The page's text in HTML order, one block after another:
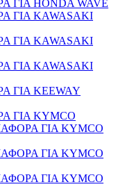
ΓΙΑ HONDA WAVE
ΓΙΑ KAWASAKI
ΓΙΑ KAWASAKI
ΓΙΑ KAWASAKI
ΓΙΑ KEEWAY
ΓΙΑ KYMCO
ΓΙΑ KYMCO
ΓΙΑ KYMCO
ΓΙΑ KYMCO